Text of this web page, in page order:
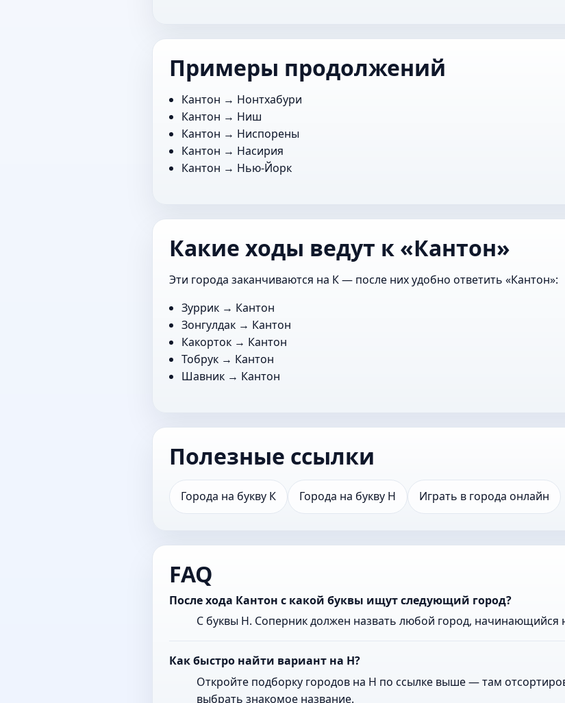
Примеры продолжений
Кантон → Нонтхабури
Кантон → Ниш
Кантон → Ниспорены
Кантон → Насирия
Кантон → Нью-Йорк
Какие ходы ведут к «Кантон»
Эти города заканчиваются на К — после них удобно ответить «Кантон»:
Зуррик → Кантон
Зонгулдак → Кантон
Какорток → Кантон
Тобрук → Кантон
Шавник → Кантон
Полезные ссылки
Города на букву К Города на букву Н Играть в города онлайн
FAQ
После хода Кантон с какой буквы ищут следующий город?
С буквы Н. Соперник должен назвать любой город, начинающийся
Как быстро найти вариант на Н?
Откройте подборку городов на Н по ссылке выше — там
выбрать знакомое название.